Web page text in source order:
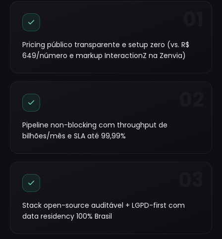
Pricing público transparente e setup zero (vs. R$
649/número e markup InteractionZ na Zenvia)
Pipeline non-blocking com throughput de
bilhões/mês e SLA até 99,99%
Stack open-source auditável + LGPD-first com
data residency 100% Brasil